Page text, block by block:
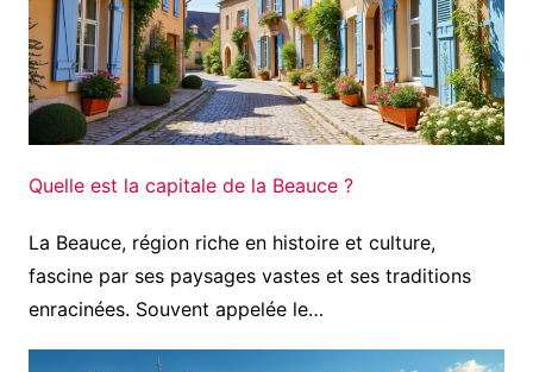
Quelle est la capitale de la Beauce ?
La Beauce, région riche en histoire et culture,
fascine par ses paysages vastes et ses traditions
enracinées. Souvent appelée le…